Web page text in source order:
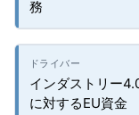
務
インダストリー
に対するEU資金